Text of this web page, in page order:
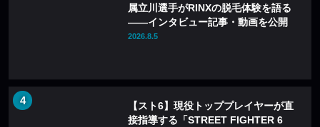
属立川選手がRINXの脱毛体験を語る
——インタビュー記事・動画を公開
2026.8.5
【スト6】現役トッププレイヤーが直
接指導する「STREET FIGHTER 6